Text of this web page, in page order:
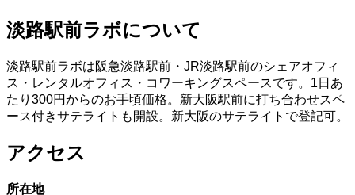
淡路駅前ラボについて
淡路駅前ラボは阪急淡路駅前・JR淡路駅前のシェアオフィ
ス・レンタルオフィス・コワーキングスペースです。1日あ
たり300円からのお手頃価格。新大阪駅前に打ち合わせスペ
ース付きサテライトも開設。新大阪のサテライトで登記可。
アクセス
所在地